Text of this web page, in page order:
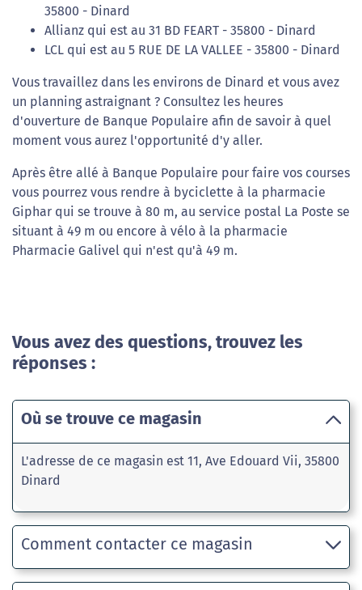
35800 - Dinard
Allianz qui est au 31 BD FEART - 35800 - Dinard
LCL qui est au 5 RUE DE LA VALLEE - 35800 - Dinard
Vous travaillez dans les environs de Dinard et vous avez
un planning astraignant ? Consultez les heures
d'ouverture de Banque Populaire afin de savoir à quel
moment vous aurez l'opportunité d'y aller.
Après être allé à Banque Populaire pour faire vos courses
vous pourrez vous rendre à byciclette à la pharmacie
Giphar qui se trouve à 80 m, au service postal La Poste se
situant à 49 m ou encore à vélo à la pharmacie
Pharmacie Galivel qui n'est qu'à 49 m.
Vous avez des questions, trouvez les
réponses :
Où se trouve ce magasin
L'adresse de ce magasin est 11, Ave Edouard Vii, 35800
Dinard
Comment contacter ce magasin